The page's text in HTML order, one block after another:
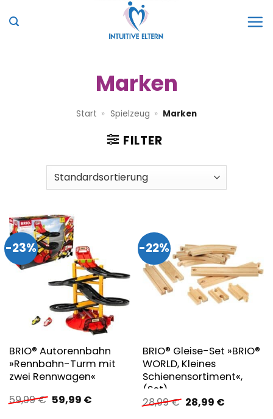
Inhalt
Marken
Start » Spielzeug » Marken
FILTER
-23%
BRIO® Autorennbahn
»Rennbahn-Turm mit
zwei Rennwagen«
59,99€ Ursprünglicher
Preis
59,99 €Aktueller
-22%
BRIO® Gleise-Set »BRIO®
WORLD, Kleines
Schienensortiment«,
(Set)
28,99€ Ursprünglicher
Preis
28,99 €Aktueller